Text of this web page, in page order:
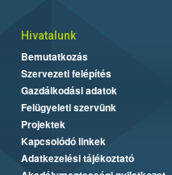
Hivatalunk
Bemutatkozás
Szervezeti felépítés
Gazdálkodási adatok
Felügyeleti szervünk
Projektek
Kapcsolódó linkek
Adatkezelési tájékoztató